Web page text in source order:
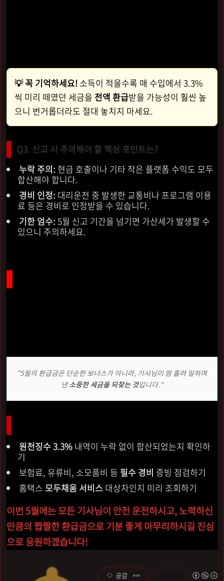
💡 꼭 기억하세요! 소득이 적을수록 매 수입에서 3.3%
씩 미리 떼였던 세금을 전액 환급받을 가능성이 훨씬 높
으니 번거롭더라도 절대 놓치지 마세요.
Q3. 신고 시 주의해야 할 핵심 포인트는?
누락 주의: 현금 호출이나 기타 작은 플랫폼 수익도 모두
합산해야 합니다.
경비 인정: 대리운전 중 발생한 교통비나 프로그램 이용
료 등은 경비로 인정받을 수 있습니다.
기한 엄수: 5월 신고 기간을 넘기면 가산세가 발생할 수
있으니 주의하세요.
"5월의 환급금은 단순한 보너스가 아니라, 기사님이 땀 흘려 일하며
낸소중한 세금을 되찾는 것입니다."
원천징수 3.3% 내역이 누락 없이 합산되었는지 확인하
기
보험료, 유류비, 소모품비 등 필수 경비 증빙 점검하기
홈택스 모두채움 서비스 대상자인지 미리 조회하기
이번 5월에는 모든 기사님이 안전 운전하시고, 노력하신
만큼의 짭짤한 환급금으로 기분 좋게 마무리하시길 진심
으로 응원하겠습니다!
공감